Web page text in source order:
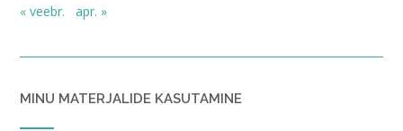
« veebr. apr. »
MINU MATERJALIDE KASUTAMINE